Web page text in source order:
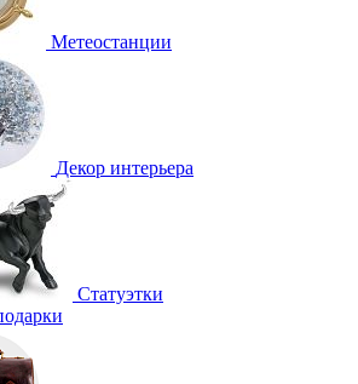
Метеостанции
Декор интерьера
Статуэтки